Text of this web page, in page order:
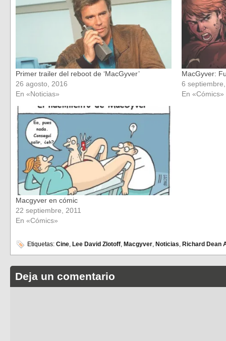
Primer trailer del reboot de ‘MacGyver’
26 agosto, 2016
En «Noticias»
MacGyver:
6
En «Cómics»
Macgyver en cómic
22 septiembre, 2011
En «Cómics»
Etiquetas: Cine, Lee David Zlotoff, Macgyver, Noticias, Richard Dean
Deja un comentario